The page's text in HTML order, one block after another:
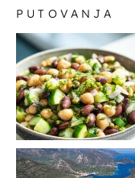
PUTOVANJA